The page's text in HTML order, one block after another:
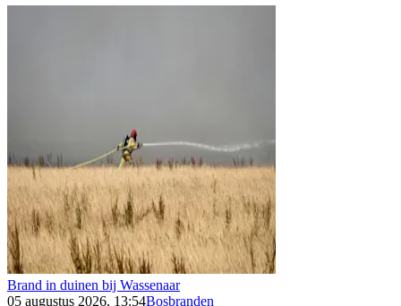
Brand in duinen bij Wassenaar
05 augustus 2026, 13:54Bosbranden